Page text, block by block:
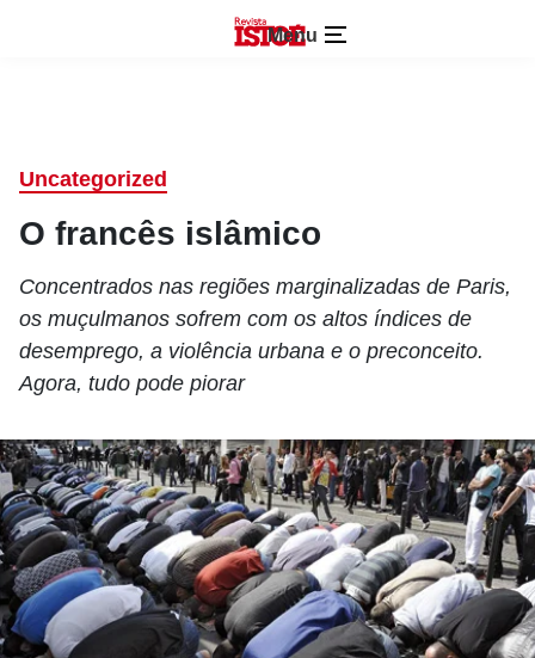
Menu
Uncategorized
O francês islâmico
Concentrados nas regiões marginalizadas de Paris,
os muçulmanos sofrem com os altos índices de
desemprego, a violência urbana e o preconceito.
Agora, tudo pode piorar